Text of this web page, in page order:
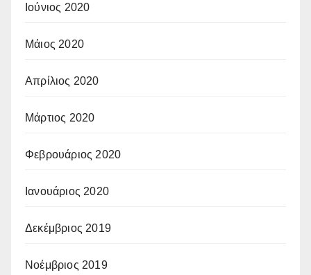
Ιούνιος 2020
Μάιος 2020
Απρίλιος 2020
Μάρτιος 2020
Φεβρουάριος 2020
Ιανουάριος 2020
Δεκέμβριος 2019
Νοέμβριος 2019